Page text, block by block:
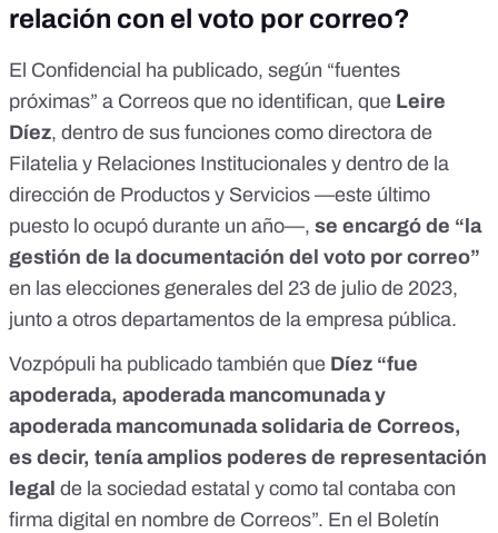
relación con el voto por correo?
El Confidencial ha publicado, según “fuentes
próximas” a Correos que no identifican, que Leire
Díez, dentro de sus funciones como directora de
Filatelia y Relaciones Institucionales y dentro de la
dirección de Productos y Servicios —este último
puesto lo ocupó durante un año—, se encargó de “la
gestión de la documentación del voto por correo”
en las elecciones generales del 23 de julio de 2023,
junto a otros departamentos de la empresa pública.
Vozpópuli ha publicado también que Díez “fue
apoderada, apoderada mancomunada y
apoderada mancomunada solidaria de Correos,
es decir, tenía amplios poderes de representación
legal de la sociedad estatal y como tal contaba con
firma digital en nombre de Correos”. En el Boletín